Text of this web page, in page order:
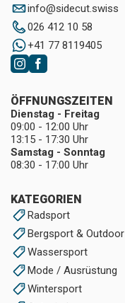
info@sidecut.swiss
026 412 10 58
+41 77 8119405
KATEGORIEN
Radsport
Bergsport & Outdoor
Wassersport
Mode / Ausrüstung
Wintersport
ÖFFNUNGSZEITEN
Dienstag - Freitag
09:00 - 12:00 Uhr
13:15 - 17:30 Uhr
Samstag - Sonntag
08:30 - 17:00 Uhr